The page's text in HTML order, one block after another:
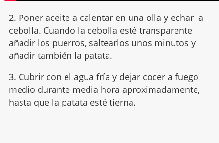
2. Poner aceite a calentar en una olla y echar la
cebolla. Cuando la cebolla esté transparente
añadir los puerros, saltearlos unos minutos y
añadir también la patata.
3. Cubrir con el agua fría y dejar cocer a fuego
medio durante media hora aproximadamente,
hasta que la patata esté tierna.